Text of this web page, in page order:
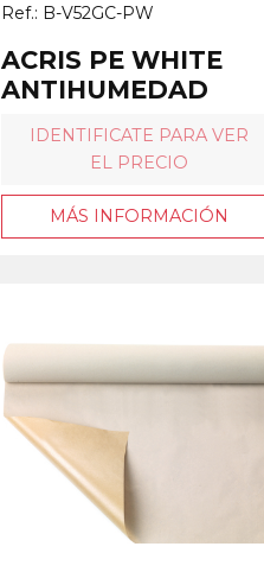
Ref.: B-V52GC-PW
ACRIS PE WHITE
ANTIHUMEDAD
IDENTIFICATE PARA VER
EL PRECIO
MÁS INFORMACIÓN